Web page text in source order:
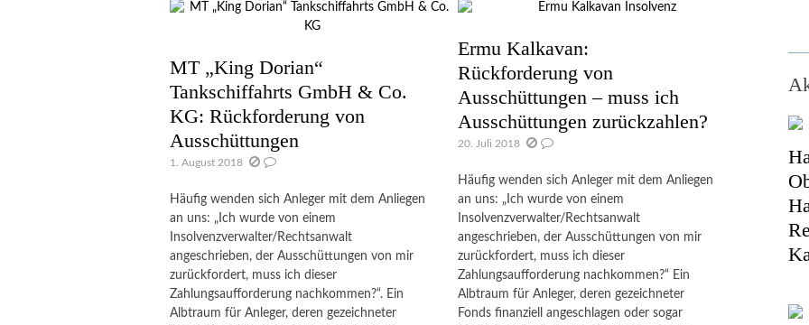
MT „King Dorian“
Tankschiffahrts GmbH & Co.
KG: Rückforderung von
Ausschüttungen
1. August 2018
Häufig wenden sich Anleger mit dem Anliegen
an uns: „Ich wurde von einem
Insolvenzverwalter/Rechtsanwalt
angeschrieben, der Ausschüttungen von mir
zurückfordert, muss ich dieser
Zahlungsaufforderung nachkommen?“. Ein
Albtraum für Anleger, deren gezeichneter
Ermu Kalkavan:
Rückforderung von
Ausschüttungen – muss ich
Ausschüttungen zurückzahlen?
20. Juli 2018
Häufig wenden sich Anleger mit dem Anliegen
an uns: „Ich wurde von einem
Insolvenzverwalter/Rechtsanwalt
angeschrieben, der Ausschüttungen von mir
zurückfordert, muss ich dieser
Zahlungsaufforderung nachkommen?“ Ein
Albtraum für Anleger, deren gezeichneter
Fonds finanziell angeschlagen oder sogar